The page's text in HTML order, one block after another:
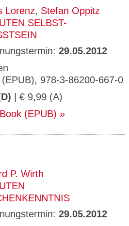
Lorenz, Stefan Oppitz
SELBST-
29.05.2012
978-3-86200-667-0
| € 9,99 (A)
(EPUB)
P. Wirth
29.05.2012